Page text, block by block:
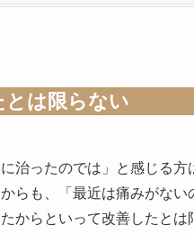
は限らない
治ったのでは」と感じる
らも、「最近は痛みがな
からといって改善したと